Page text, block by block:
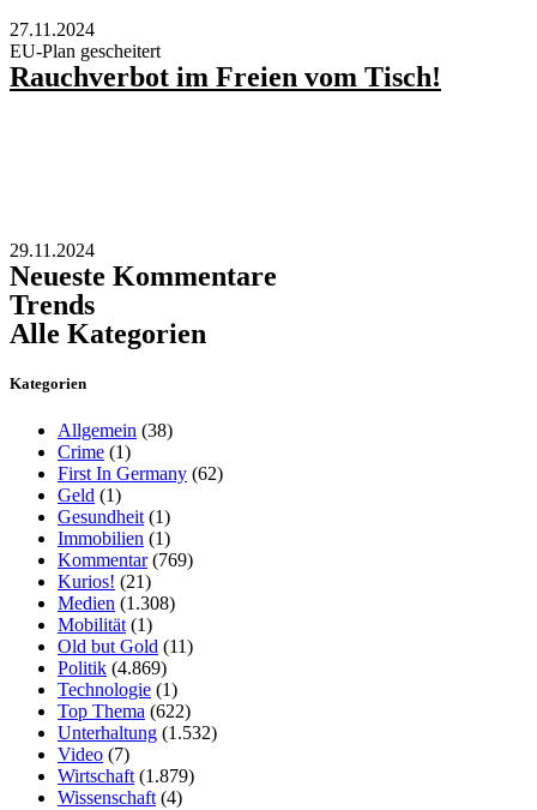
27.11.2024
EU-Plan gescheitert
Rauchverbot im Freien vom Tisch!
29.11.2024
Neueste Kommentare
Trends
Alle Kategorien
Kategorien
Allgemein (38)
Crime (1)
First In Germany (62)
Geld (1)
Gesundheit (1)
Immobilien (1)
Kommentar(769)
Kurios! (21)
Medien (1.308)
Mobilität (1)
Old but Gold (11)
Politik (4.869)
Technologie (1)
Top Thema (622)
Unterhaltung (1.532)
Video (7)
Wirtschaft (1.879)
Wissenschaft (4)